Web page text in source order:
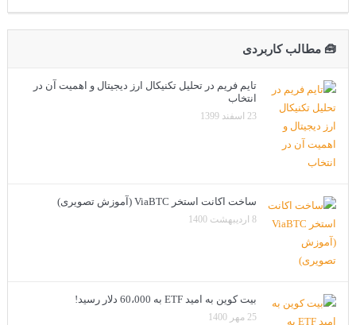
🧰 مطالب کاربردی
تایم فریم در تحلیل تکنیکال ارز دیجیتال و اهمیت آن در
انتخاب
23 اسفند 1399
ساخت اکانت استخر ViaBTC (آموزش تصویری)
8 اردیبهشت 1400
بیت کوین به امید ETF به 60،000 دلار رسید!
25 مهر 1400